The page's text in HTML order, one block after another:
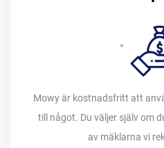
Mowy är kostnadsfritt att
till något. Du väljer själv om
av mäklarna vi